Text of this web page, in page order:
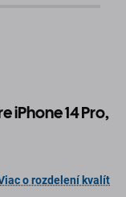
iPhone 14 Pro,
o rozdelení kvalít